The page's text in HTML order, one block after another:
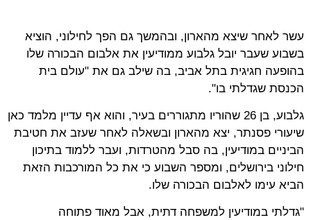
עשר לאחר שיצא מהארון, ובהמשך גם הפך לחילוני, הוציא
בשבוע שעבר יובל גלבוע ממודיעין את אלבום הבכורה שלו
בהופעה חגיגית בתל אביב, בה שילב גם את "עולם בית
הכנסת שגדלתי בו".
גלבוע, בן 26 שהוריו מתגוררים בעיר, והוא אף עדיין מלמד כאן
שיעורי פסנתר, יצא מהארון ובשאלה לאחר שעזב את חטיבת
הביניים במודיעין, בה סבל מהטרדות, ועבר ללמוד בתיכון
חילוני בירושלים, ומספר השבוע כי את כל המורכבות הזאת
הביא עימו לאלבום הבכורה שלו.
"גדלתי במודיעין למשפחה דתית, אבל מאוד פתוחה